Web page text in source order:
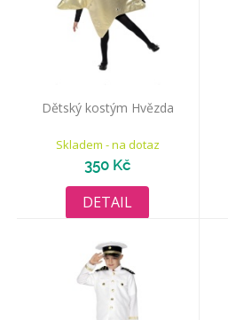
Dětský kostým Hvězda
Skladem - na dotaz
350 Kč
DETAIL